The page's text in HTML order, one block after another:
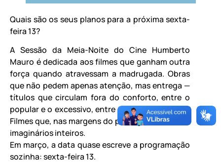
Quais são os seus planos para a próxima sexta-
feira 13?
A Sessão da Meia-Noite do Cine Humberto
Mauro é dedicada aos filmes que ganham outra
força quando atravessam a madrugada. Obras
que não pedem apenas atenção, mas entrega —
títulos que circulam fora do conforto, entre o
popular e o excessivo, entre o culto e o visceral.
Filmes que, nas margens do prestígio, moldaram
imaginários inteiros.
Em março, a data quase escreve a programação
sozinha: sexta-feira 13.